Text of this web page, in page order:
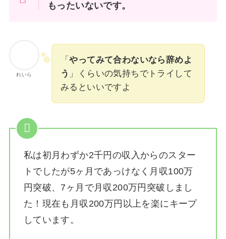
もったいないです。
れいら
「やってみて合わないなら辞めよ
う 」くらいの気持ちでトライして
みるといいですよ
私は初月わずか2千円の収入からのスター
トでしたが5ヶ月であっけなく月収100万
円突破、7ヶ月で月収200万円突破しまし
た！ 現在も月収200万円以上を楽にキープ
しています。